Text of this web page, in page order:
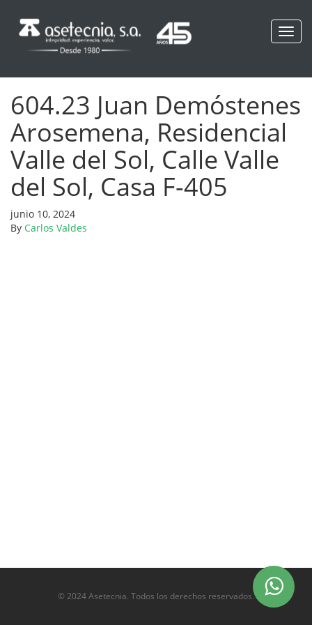
604.23 Juan Demóstenes
Arosemena, Residencial
Valle del Sol, Calle Valle
del Sol, Casa F-405
junio 10, 2024
By Carlos Valdes
© 2024 Asetecnia. Todos los derechos reservados.